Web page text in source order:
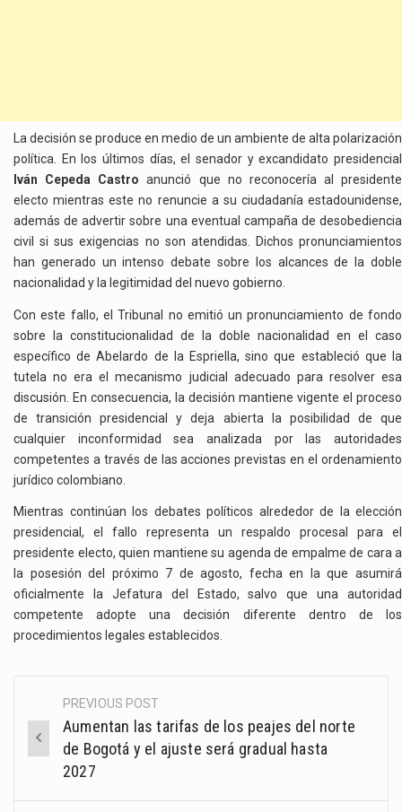
La decisión se produce en medio de un ambiente de alta polarización
política. En los últimos días, el senador y excandidato presidencial
Iván Cepeda Castro anunció que no reconocería al presidente
electo mientras este no renuncie a su ciudadanía estadounidense,
además de advertir sobre una eventual campaña de desobediencia
civil si sus exigencias no son atendidas. Dichos pronunciamientos
han generado un intenso debate sobre los alcances de la doble
nacionalidad y la legitimidad del nuevo gobierno.
Con este fallo, el Tribunal no emitió un pronunciamiento de fondo
sobre la constitucionalidad de la doble nacionalidad en el caso
específico de Abelardo de la Espriella, sino que estableció que la
tutela no era el mecanismo judicial adecuado para resolver esa
discusión. En consecuencia, la decisión mantiene vigente el proceso
de transición presidencial y deja abierta la posibilidad de que
cualquier inconformidad sea analizada por las autoridades
competentes a través de las acciones previstas en el ordenamiento
jurídico colombiano.
Mientras continúan los debates políticos alrededor de la elección
presidencial, el fallo representa un respaldo procesal para el
presidente electo, quien mantiene su agenda de empalme de cara a
la posesión del próximo 7 de agosto, fecha en la que asumirá
oficialmente la Jefatura del Estado, salvo que una autoridad
competente adopte una decisión diferente dentro de los
procedimientos legales establecidos.
Post
navigation
PREVIOUS POST
Aumentan las tarifas de los peajes del norte
de Bogotá y el ajuste será gradual hasta
2027